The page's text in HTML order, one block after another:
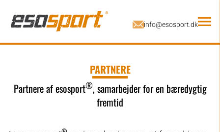
PARTNERE
Partnere af esosport®, samarbejder for en bæredygtig
fremtid